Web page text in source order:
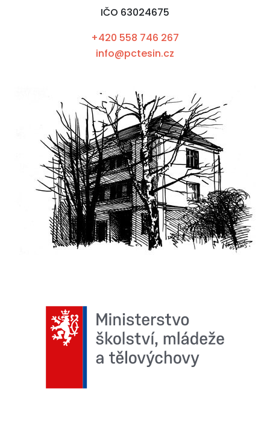
IČO 63024675
+420 558 746 267
info@pctesin.cz